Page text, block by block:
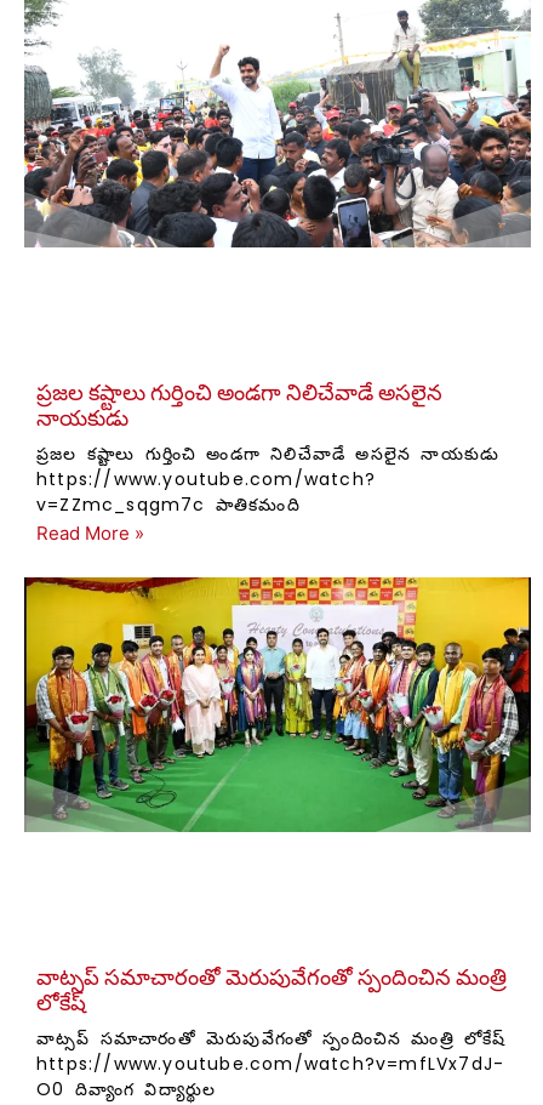
ప్రజల కష్టాలు గుర్తించి అండగా నిలిచేవాడే అసలైన
నాయకుడు
ప్రజల కష్టాలు గుర్తించి అండగా నిలిచేవాడే అసలైన నాయకుడు
https://www.youtube.com/watch?
v=ZZmc_sqgm7c పాతికమంది
Read More »
వాట్సప్ సమాచారంతో మెరుపువేగంతో స్పందించిన మంత్రి
లోకేష్
వాట్సప్ సమాచారంతో మెరుపువేగంతో స్పందించిన మంత్రి లోకేష్
https://www.youtube.com/watch?v=mfLVx7dJ-
O0 దివ్యాంగ విద్యార్థుల